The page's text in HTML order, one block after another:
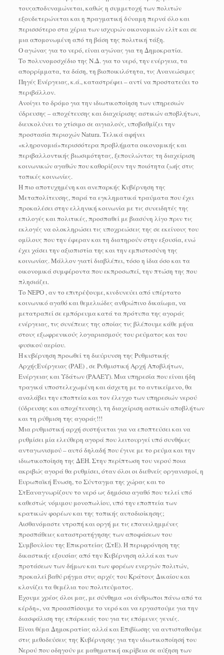
τουςαποδυναμώνεται, καθώς η συμμετοχή των πολιτών
εξουδετερώνεται και η πραγματική δύναμη περνά όλο και
περισσότερο στα χέρια των ισχυρών οικονομικών ελίτ και σε
μια απομονωμένη από τη βάση της πολιτική τάξη.
Ο αγώνας για το νερό, είναι αγώνας για τη Δημοκρατία.
Το πολυνομοσχέδιο της Ν.Δ. για το νερό, την ενέργεια, τα
απορρίμματα, τα δάση, τη βιοποικιλότητα, τις Ανανεώσιμες
Πηγές Ενέργειας, κ.ά., καταστρέφει – αντί να προστατεύει το
περιβάλλον.
Ανοίγει το δρόμο για την ιδιωτικοποίηση των υπηρεσιών
ύδρευσης – αποχέτευσης και διαχείρισης αστικών αποβλήτων,
διευκολύνει το χτίσιμο σε αιγιαλούς, υποβαθμίζει την
προστασία περιοχών Νatura. Τελικά αφήνει
«κληρονομιά»περισσότερα προβλήματα οικονομικής και
περιβαλλοντικής βιωσιμότητας, ξεπουλώντας τη διαχείριση
κοινωνικών αγαθών που καθορίζουν την ποιότητα ζωής στις
τοπικές κοινωνίες.
Η πιο αποτυχημένη και ανεπαρκής Κυβέρνηση της
Μεταπολίτευσης, παρά τα εγκληματικά τραύματα που έχει
προκαλέσει στην ελληνική κοινωνία με τις συνειδητές της
επιλογές και πολιτικές, προσπαθεί με βιασύνη λίγο πριν τις
εκλογές να ολοκληρώσει τις υποχρεώσεις της σε εκείνους του
ομίλους που την έφεραν και τη διατηρούν στην εξουσία, ενώ
έχει χάσει την αξιοπιστία της και την εμπιστοσύνη της
κοινωνίας. Μάλλον γιατί διαβλέπει, τόσο η ίδια όσο και τα
οικονομικά συμφέροντα που εκπροσωπεί, την πτώση της που
πλησιάζει.
Το ΝΕΡΟ , αν το επιτρέψουμε, κινδυνεύει από υπέρτατο
κοινωνικό αγαθό και θεμελιώδες ανθρώπινο δικαίωμα, να
μετατραπεί σε εμπόρευμα κατά τα πρότυπα της αγοράς
ενέργειας, τις συνέπειες της οποίας τις βλέπουμε κάθε μήνα
στους εξωφρενικούς λογαριασμούς του ρεύματος και του
φυσικού αερίου.
Η κυβέρνηση προωθεί τη διεύρυνση της Ρυθμιστικής
ΑρχήςΕνέργειας (ΡΑΕ) , σε Ρυθμιστική Αρχή Αποβλήτων,
Ενέργειας και Υδάτων (ΡΑΑΕΥ). Μια υπηρεσία που είναι ήδη
τραγικά υποστελεχωμένη και άσχετη με το αντικείμενο, θα
αναλάβει την εποπτεία και τον έλεγχο των υπηρεσιών νερού
(ύδρευσης και αποχέτευσης), τη διαχείριση αστικών αποβλήτων
και τη ρύθμιση της αγοράς!!!
Μια ρυθμιστική αρχή συστήνεται για να εποπτεύσει και να
ρυθμίσει μία ελεύθερη αγορά που λειτουργεί υπό συνθήκες
ανταγωνισμού – αυτό δηλαδή που έγινε με το ρεύμα και την
ιδιωτικοποίηση της ΔΕΗ. Στην περίπτωση του νερού ποια
ακριβώς αγορά θα ρυθμίσει, όταν όλοι οι διεθνείς οργανισμοί, η
Ευρωπαϊκή Ένωση, το Σύνταγμα της χώρας και το
ΣτΕαναγνωρίζουν το νερό ως δημόσιο αγαθό που τελεί υπό
καθεστώς νόμιμου μονοπωλίου, υπό την εποπτεία των
κρατικών φορέων και της τοπικής αυτοδιοίκησης;
Αισθανόμαστε ντροπή και οργή με τις επανειλημμένες
προσπάθειες καταστρατήγησης των αποφάσεων του
Συμβουλίου της Επικρατείας (ΣτΕ). Η περιφρόνηση της
δικαστικής εξουσίας από την Κυβέρνηση αλλά και των
προτάσεων των δήμων και των φορέων ενεργών πολιτών,
προκαλεί βαθύ ρήγμα στις αρχές του Κράτους Δικαίου και
κλονίζει τα θεμέλια του πολιτεύματος.
Έχουμε χρέος όλοι μας, με σύνθημα «οι άνθρωποι πάνω από τα
κέρδη», να προασπίσουμε το νερό και να εργαστούμε για την
διασφάλιση της επάρκειάς του για τις επόμενες γενιές.
Είναι θέμα Δημοκρατίας αλλά και Επιβίωσης να αντισταθούμε
στις μεθοδεύσεις της Κυβέρνησης για την ιδιωτικοποίησή του
Νερού που οδηγούν με μαθηματική ακρίβεια σε αύξηση των